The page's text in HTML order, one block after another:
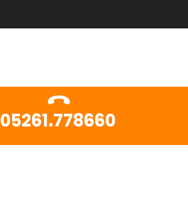
05261.778660